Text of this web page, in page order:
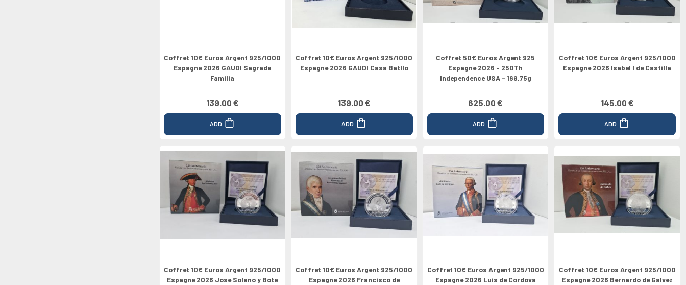
Coffret 10€ Euros Argent 925/1000
Espagne 2026 GAUDI Sagrada
Familia
139.00 €
ADD
Coffret 10€ Euros Argent 925/1000
Espagne 2026 GAUDI Casa Batllo
139.00 €
ADD
Coffret 50€ Euros Argent 925
Espagne 2026 - 250Th
Independence USA - 168,75g
625.00 €
ADD
Coffret 10€ Euros Argent 925/1000
Espagne 2026 Isabel I de Castilla
145.00 €
ADD
Coffret 10€ Euros Argent 925/1000
Espagne 2026 Jose Solano y Bote
Coffret 10€ Euros Argent 925/1000
Espagne 2026 Francisco de
Coffret 10€ Euros Argent 925/1000
Espagne 2026 Luis de Cordova
Coffret 10€ Euros Argent 925/1000
Espagne 2026 Bernardo de Galvez